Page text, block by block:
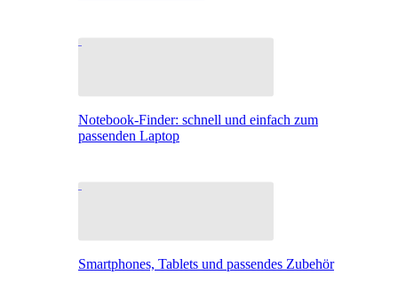
Notebook-Finder: schnell und einfach zum
passenden Laptop
Smartphones, Tablets und passendes Zubehör